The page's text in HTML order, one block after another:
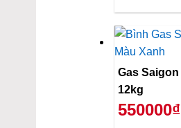
Gas Saigon Petro
12kg
550000₫